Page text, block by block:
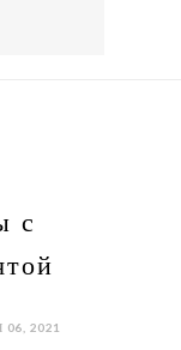
с
2021